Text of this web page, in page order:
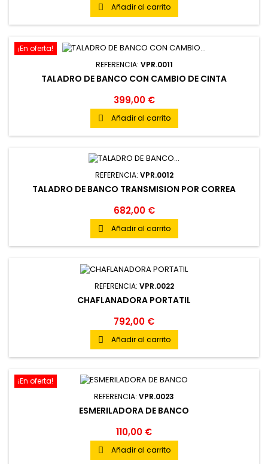
 Añadir al carrito
¡En oferta!
REFERENCIA: VPR.0011
TALADRO DE BANCO CON CAMBIO DE CINTA
399,00 €
 Añadir al carrito
REFERENCIA: VPR.0012
TALADRO DE BANCO TRANSMISION POR CORREA
682,00 €
 Añadir al carrito
REFERENCIA: VPR.0022
CHAFLANADORA PORTATIL
792,00 €
 Añadir al carrito
¡En oferta!
REFERENCIA: VPR.0023
ESMERILADORA DE BANCO
110,00 €
 Añadir al carrito